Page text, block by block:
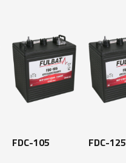
FDC-105 FDC-125